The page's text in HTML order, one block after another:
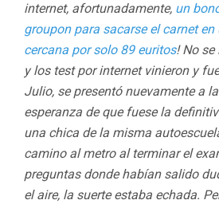
internet, afortunadamente, un
groupon para sacarse el carnet
cercana por solo 89 euritos! No se
y los test por internet vinieron y
Julio, se presentó nuevamente a
esperanza de que fuese la
una chica de la misma
camino al metro al terminar el
preguntas donde habían salido
el aire, la suerte estaba echada.